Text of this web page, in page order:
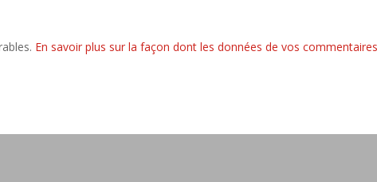
En savoir plus sur la façon dont les données de vos